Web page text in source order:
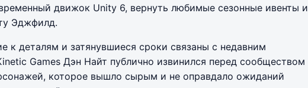
движок Unity 6, вернуть любимые сезонные ивенты и
Эджфилд.
к деталям и затянувшиеся сроки связаны с недавним
Games Дэн Найт публично извинился перед сообществом
которое вышло сырым и не оправдало ожиданий